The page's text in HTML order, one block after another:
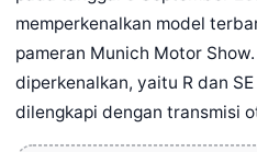
memperkenalkan model
pameran Munich Motor
diperkenalkan, yaitu R dan
dilengkapi dengan transmisi